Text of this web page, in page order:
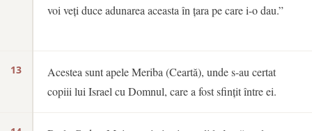
13
voi veți duce adunarea aceasta în țara pe care i-o dau.”
Acestea sunt apele Meriba (Ceartă), unde s-au certat
copiii lui Israel cu Domnul, care a fost sfințit între ei.